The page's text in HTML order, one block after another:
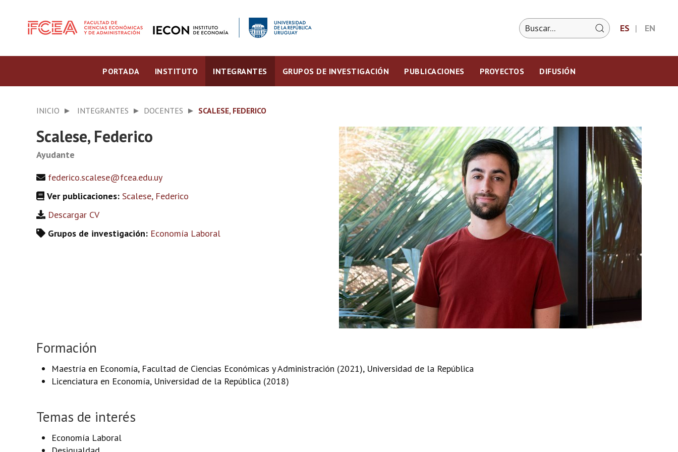
ES EN
PORTADA INSTITUTO INTEGRANTES GRUPOS DE INVESTIGACIÓN PUBLICACIONES PROYECTOS DIFUSIÓN
INICIO INTEGRANTES DOCENTES SCALESE, FEDERICO
Scalese, Federico
Ayudante
federico.scalese@fcea.edu.uy
Ver publicaciones: Scalese, Federico
Descargar CV
Grupos de investigación: Economía Laboral
Formación
Maestría en Economía, Facultad de Ciencias Económicas y Administración (2021), Universidad de la República
Licenciatura en Economía, Universidad de la República (2018)
Temas de interés
Economía Laboral